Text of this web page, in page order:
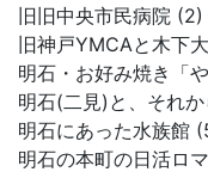
旧旧中央市民病院 (2)
旧神戸YMCAと木下
明石・お好み焼き「
明石(二見)と、それ
明石にあった水族館
明石の本町の日活ロ